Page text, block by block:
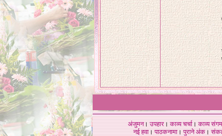
अंजुमन।उपहार।काव्य चर्चा।काव्य संगम
नई हवा। पाठकनामा। पुराने अंक।